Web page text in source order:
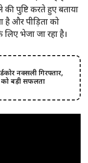
की पुष्टि करते हुए बताया
है और पीड़िता को
भेजा जा रहा है।
नक्सली गिरफ्तार,
बड़ी सफलता